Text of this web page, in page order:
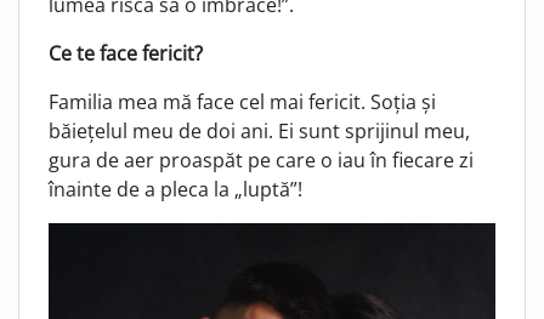
lumea riscă să o îmbrace!”.
Ce te face fericit?
Familia mea mă face cel mai fericit. Soția și
băiețelul meu de doi ani. Ei sunt sprijinul meu,
gura de aer proaspăt pe care o iau în fiecare zi
înainte de a pleca la „luptă”!